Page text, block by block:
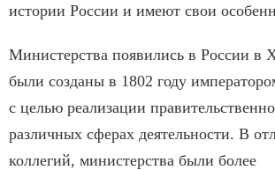
истории России и имеют свои
Министерства появились в России в
были созданы в 1802 году
с целью реализации
различных сферах деятельности. В
коллегий, министерства были более